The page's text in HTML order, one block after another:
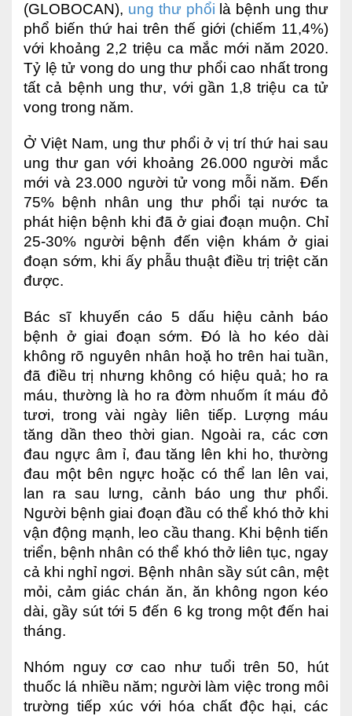
Nhà thuốc GPP
Dịch vụ Y tế Cơ quan – MEDI-OFFICE
Dịch vụ Y tế gia đình – MEDI-HOME
Bảo hiểm Y tế
Bảo lãnh viện phí HỎI ĐÁP
TUYỂN DỤNG TRA CỨU HỒ SƠ
(GLOBOCAN), ung thư phổi là bệnh ung thư
phổ biến thứ hai trên thế giới (chiếm 11,4%)
với khoảng 2,2 triệu ca mắc mới năm 2020.
Tỷ lệ tử vong do ung thư phổi cao nhất trong
tất cả bệnh ung thư, với gần 1,8 triệu ca tử
vong trong năm.
Ở Việt Nam, ung thư phổi ở vị trí thứ hai sau
ung thư gan với khoảng 26.000 người mắc
mới và 23.000 người tử vong mỗi năm. Đến
75% bệnh nhân ung thư phổi tại nước ta
phát hiện bệnh khi đã ở giai đoạn muộn. Chỉ
25-30% người bệnh đến viện khám ở giai
đoạn sớm, khi ấy phẫu thuật điều trị triệt căn
được.
Bác sĩ khuyến cáo 5 dấu hiệu cảnh báo
bệnh ở giai đoạn sớm. Đó là ho kéo dài
không rõ nguyên nhân hoặ ho trên hai tuần,
đã điều trị nhưng không có hiệu quả; ho ra
máu, thường là ho ra đờm nhuốm ít máu đỏ
tươi, trong vài ngày liên tiếp. Lượng máu
tăng dần theo thời gian. Ngoài ra, các cơn
đau ngực âm ỉ, đau tăng lên khi ho, thường
đau một bên ngực hoặc có thể lan lên vai,
lan ra sau lưng, cảnh báo ung thư phổi.
Người bệnh giai đoạn đầu có thể khó thở khi
vận động mạnh, leo cầu thang. Khi bệnh tiến
triển, bệnh nhân có thể khó thở liên tục, ngay
cả khi nghỉ ngơi. Bệnh nhân sầy sút cân, mệt
mỏi, cảm giác chán ăn, ăn không ngon kéo
dài, gầy sút tới 5 đến 6 kg trong một đến hai
tháng.
Nhóm nguy cơ cao như tuổi trên 50, hút
thuốc lá nhiều năm; người làm việc trong môi
trường tiếp xúc với hóa chất độc hại, các